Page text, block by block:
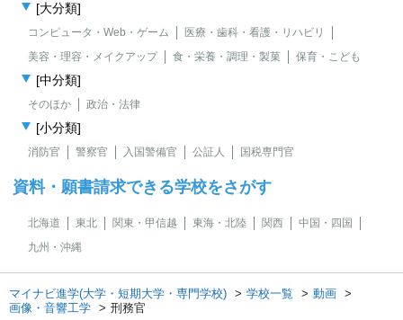
[大分類]
コンピュータ・Web・ゲーム
医療・歯科・看護・リハビリ
美容・理容・メイクアップ
食・栄養・調理・製菓 保育・こども
[中分類]
そのほか 政治・法律
[小分類]
消防官 警察官 入国警備官 公証人 国税専門官
資料・願書請求できる学校をさがす
北海道 東北 関東・甲信越 東海・北陸 関西
中国・四国
九州・沖縄
マイナビ進学(大学・短期大学・専門学校) 学校一覧
動画
画像・音響工学
刑務官